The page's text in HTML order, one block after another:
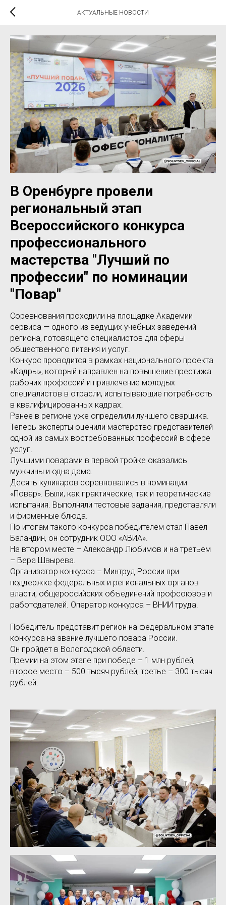
АКТУАЛЬНЫЕ НОВОСТИ
В Оренбурге провели
региональный этап
Всероссийского конкурса
профессионального
мастерства "Лучший по
профессии" по номинации
"Повар"
Соревнования проходили на площадке Академии
сервиса — одного из ведущих учебных заведений
региона, готовящего специалистов для сферы
общественного питания и услуг.
Конкурс проводится в рамках национального проекта
«Кадры», который направлен на повышение престижа
рабочих профессий и привлечение молодых
специалистов в отрасли, испытывающие потребность
в квалифицированных кадрах.
Ранее в регионе уже определили лучшего сварщика.
Теперь эксперты оценили мастерство представителей
одной из самых востребованных профессий в сфере
услуг.
Лучшими поварами в первой тройке оказались
мужчины и одна дама.
Десять кулинаров соревновались в номинации
«Повар». Были, как практические, так и теоретические
испытания. Выполняли тестовые задания, представляли
и фирменные блюда.
По итогам такого конкурса победителем стал Павел
Баландин, он сотрудник ООО «АВИА».
На втором месте – Александр Любимов и на третьем
– Вера Швырева.
Организатор конкурса – Минтруд России при
поддержке федеральных и региональных органов
власти, общероссийских объединений профсоюзов и
работодателей. Оператор конкурса – ВНИИ труда.
Победитель представит регион на федеральном этапе
конкурса на звание лучшего повара России.
Он пройдет в Вологодской области.
Премии на этом этапе при победе – 1 млн рублей,
второе место – 500 тысяч рублей, третье – 300 тысяч
рублей.